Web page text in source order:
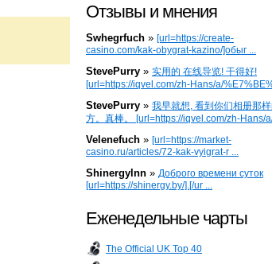
Отзывы и мнения
Swhegrfuch » [url=https://create-
casino.com/kak-obygrat-kazino/]обыг ...
StevePurry » 实用的 在线导览! 干得好!
[url=https://iqvel.com/zh-Hans/a/
StevePurry » 我早就想, 看到你们相册那
方。真棒。 [url=https://iqvel.com/zh-Hans/
Velenefuch » [url=https://market-
casino.ru/articles/72-kak-vyigrat-r ...
Shinergylnn » Доброго времени суток
[url=https://shinergy.by/].[/ur ...
Еженедельные чарты
The Official UK Top 40